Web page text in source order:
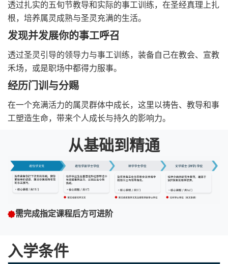
透过扎实的五旬节教导和实际的事工训练，在圣经真理上扎
根，培养属灵成熟与圣灵充满的生活。
发现并发展你的事工呼召
透过圣灵引导的领导力与事工训练，装备自己在教会、宣教
禾场，或是职场中都得力服事。
经历门训与分赐
在一个充满活力的属灵群体中成长，这里以祷告、教导和事
工塑造生命，带来个人成长与持久的影响力。
从基础到精通
需完成指定课程后方可进阶
入学条件